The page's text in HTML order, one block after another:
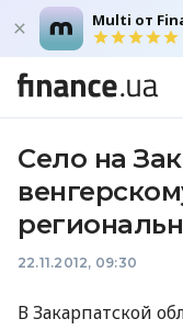
Multi от
Село на
22.11.2012, 09:30
В Закарпатской